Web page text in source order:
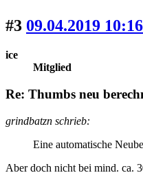
#3 09.04.2019
ice
Mitglied
Re: Thumbs neu
grindbatzn schrieb:
Eine automatische
Aber doch nicht bei mind. ca.